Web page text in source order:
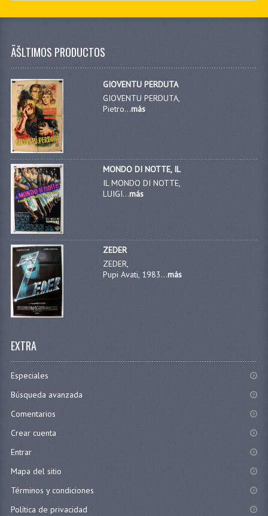
ÃŠLTIMOS PRODUCTOS
GIOVENTU PERDUTA
GIOVENTU PERDUTA,
Pietro...más
MONDO DI NOTTE, IL
IL MONDO DI NOTTE,
LUIGI...más
ZEDER
ZEDER,
Pupi Avati, 1983...más
EXTRA
Especiales
Búsqueda avanzada
Comentarios
Crear cuenta
Entrar
Mapa del sitio
Términos y condiciones
Política de privacidad